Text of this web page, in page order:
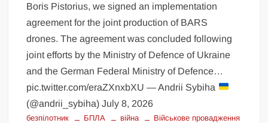
Boris Pistorius, we signed an implementation
agreement for the joint production of BARS
drones. The agreement was concluded following
joint efforts by the Ministry of Defence of Ukraine
and the German Federal Ministry of Defence…
pic.twitter.com/eraZXnxbXU — Andrii Sybiha
(@andrii_sybiha) July 8, 2026
безпілотник БПЛА війна
Військове провадження